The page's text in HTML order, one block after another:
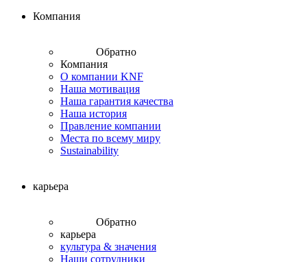
Компания
Обратно
Компания
О компании KNF
Наша мотивация
Наша гарантия качества
Наша история
Правление компании
Места по всему миру
Sustainability
карьера
Обратно
карьера
культура & значения
Наши сотрудники